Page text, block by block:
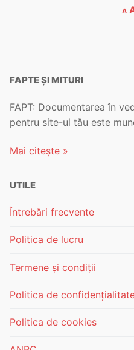
A
FAPTE ȘI MITURI
FAPT: Documentarea în
pentru site-ul tău este
Mai citește »
UTILE
Întrebări frecvente
Politica de lucru
Termene și condiții
Politica de
Politica de cookies